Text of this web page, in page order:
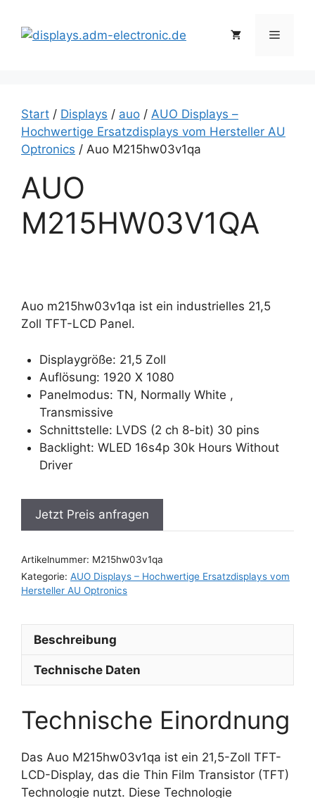
Inhalt
springen
Menü
Start / Displays / auo / AUO Displays –
Hochwertige Ersatzdisplays vom Hersteller AU
Optronics / Auo M215hw03v1qa
AUO
M215HW03V1QA
Auo m215hw03v1qa ist ein industrielles 21,5
Zoll TFT-LCD Panel.
Displaygröße: 21,5 Zoll
Auflösung: 1920 X 1080
Panelmodus: TN, Normally White ,
Transmissive
Schnittstelle: LVDS (2 ch 8-bit) 30 pins
Backlight: WLED 16s4p 30k Hours Without
Driver
Jetzt Preis anfragen
Artikelnummer: M215hw03v1qa
Kategorie: AUO Displays – Hochwertige Ersatzdisplays vom
Hersteller AU Optronics
Beschreibung
Technische Daten
Technische Einordnung
Das Auo M215hw03v1qa ist ein 21,5-Zoll TFT-
LCD-Display, das die Thin Film Transistor (TFT)
Technologie nutzt. Diese Technologie